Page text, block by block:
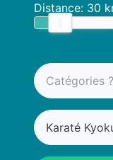
Distance: 30
Catégories ?
Karaté